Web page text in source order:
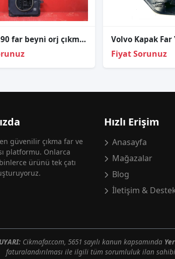
Volvo xc90 far beyni̇ orj çıkma 2018-2023 32337412
Fiyat Sorunuz
güvenilir çıkma far ve
platformu. Onlarca
ürünü tek çatı
Hızlı Erişim
Anasayfa
Mağazalar
Blog
İletişim &
Cikmafar.com, 5651 sayılı kanun kapsamında
faturalandırılması ile ilgili tüm sorumluluk ilan